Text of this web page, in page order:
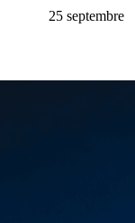
25 septembre